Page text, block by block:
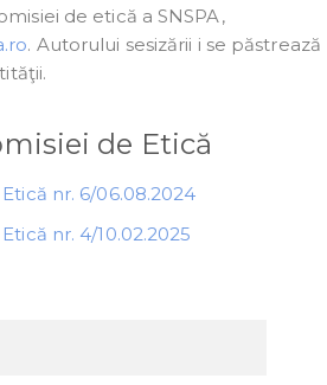
de etică a SNSPA,
. Autorului sesizării i se păstrează
de Etică
nr. 6/06.08.2024
nr. 4/10.02.2025